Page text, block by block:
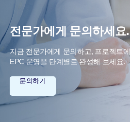
전문가에게 문의하세요.
지금 전문가에게 문의하고, 프로젝트
EPC 운영을 단계별로 완성해 보세요.
문의하기